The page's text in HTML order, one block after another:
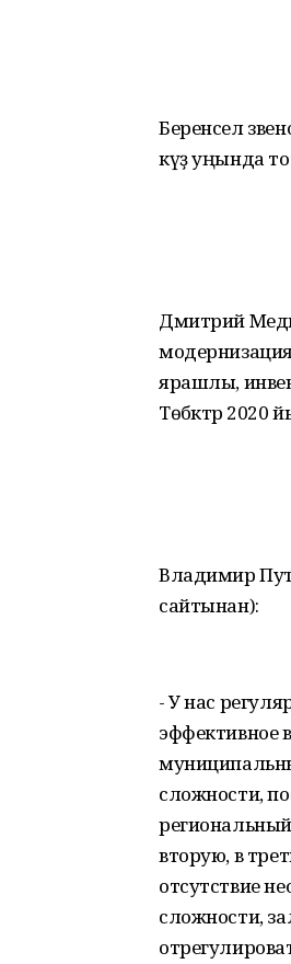
Беренсел
күҙ уңында
Дмитрий
ярашлы,
Төбәктәр
Владимир
сайтынан):
- У нас
эффективное
сложности,
региональный
вторую, в
отсутствие
сложности,